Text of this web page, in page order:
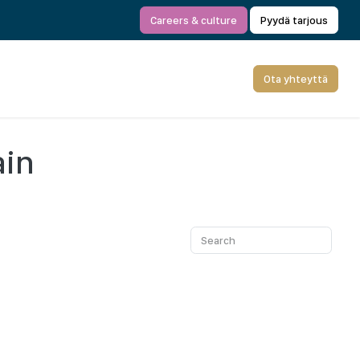
Careers & culture Pyydä tarjous
Ota yhteyttä